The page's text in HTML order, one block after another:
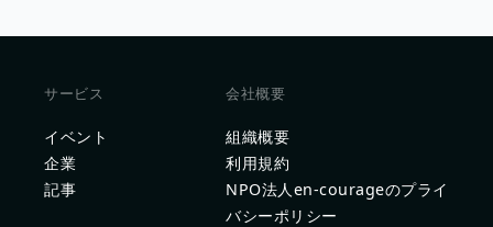
サービス
イベント
企業
記事
会社概要
組織概要
利用規約
NPO法人en-courageのプライ
バシーポリシー